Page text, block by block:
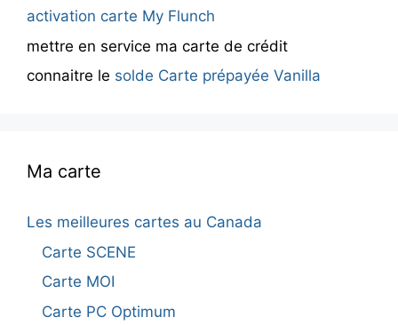
activation carte My Flunch
mettre en service ma carte de crédit
connaitre le solde Carte prépayée Vanilla
Ma carte
Les meilleures cartes au Canada
Carte SCENE
Carte MOI
Carte PC Optimum